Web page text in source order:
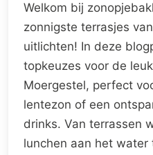
Welkom bij
zonnigste terrasjes
uitlichten! In deze
topkeuzes voor de
Moergestel, perfect
lentezon of een
drinks. Van terrassen
lunchen aan het